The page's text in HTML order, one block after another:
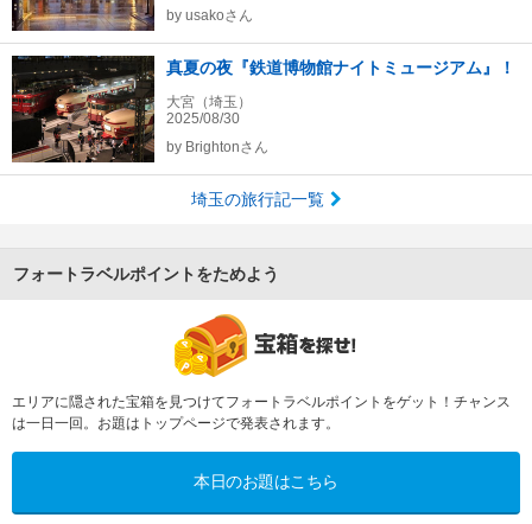
by usakoさん
真夏の夜『鉄道博物館ナイトミュージアム』！
大宮（埼玉）
2025/08/30
by Brightonさん
埼玉の旅行記一覧
フォートラベルポイントをためよう
エリアに隠された宝箱を見つけてフォートラベルポイントをゲット！チャンス
は一日一回。お題はトップページで発表されます。
本日のお題はこちら